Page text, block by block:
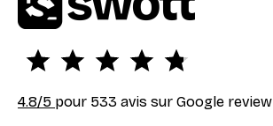
4.8/5 pour 533 avis sur Google review